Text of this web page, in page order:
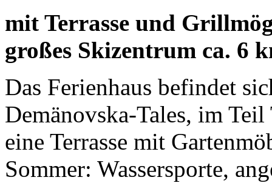
mit Terrasse und
großes Skizentrum ca. 6
Das Ferienhaus befindet
Demänovska-Tales, im
eine Terrasse mit
Sommer: Wassersporte,